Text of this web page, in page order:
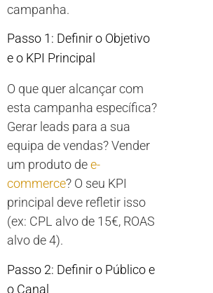
campanha.
Passo 1: Definir o Objetivo
e o KPI Principal
O que quer alcançar com
esta campanha específica?
Gerar leads para a sua
equipa de vendas? Vender
um produto dee-
commerce? O seu KPI
principal deve refletir isso
(ex: CPL alvo de 15€, ROAS
alvo de 4).
Passo 2: Definir o Público e
o Canal